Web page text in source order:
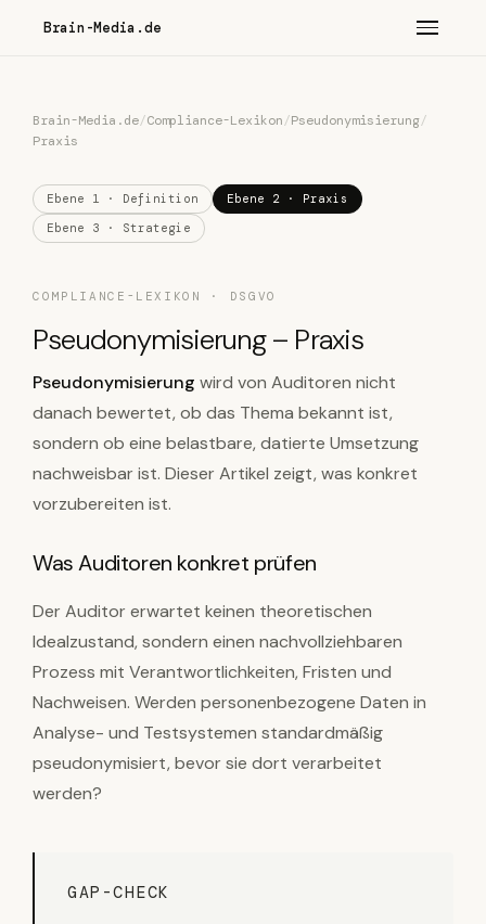
Brain-Media.de
Brain-Media.de/Compliance-Lexikon/Pseudonymisierung/
Praxis
Ebene 1 · Definition
Ebene 2 · Praxis
Ebene 3 · Strategie
COMPLIANCE-LEXIKON · DSGVO
Pseudonymisierung – Praxis
Pseudonymisierung wird von Auditoren nicht
danach bewertet, ob das Thema bekannt ist,
sondern ob eine belastbare, datierte Umsetzung
nachweisbar ist. Dieser Artikel zeigt, was konkret
vorzubereiten ist.
Was Auditoren konkret prüfen
Der Auditor erwartet keinen theoretischen
Idealzustand, sondern einen nachvollziehbaren
Prozess mit Verantwortlichkeiten, Fristen und
Nachweisen. Werden personenbezogene Daten in
Analyse- und Testsystemen standardmäßig
pseudonymisiert, bevor sie dort verarbeitet
werden?
GAP-CHECK